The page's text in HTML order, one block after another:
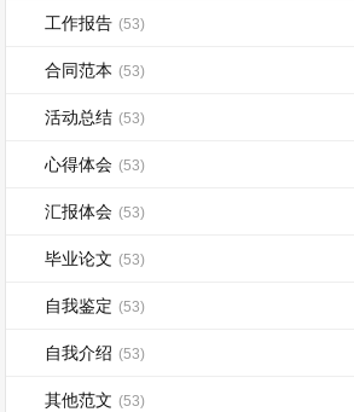
工作报告 (53)
合同范本 (53)
活动总结 (53)
心得体会 (53)
汇报体会 (53)
毕业论文 (53)
自我鉴定 (53)
自我介绍 (53)
其他范文 (53)